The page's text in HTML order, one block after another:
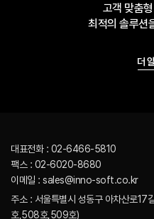
고객 맞춤
최적의 솔루션
더
대표전화 : 02-6466-5810
팩스 : 02-6020-8680
이메일 : sales@inno-soft.co.kr
주소 : 서울특별시 성동구 아차산로
호,508호,509호)